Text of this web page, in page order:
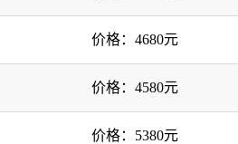
价格：4680元
价格：4580元
价格：5380元